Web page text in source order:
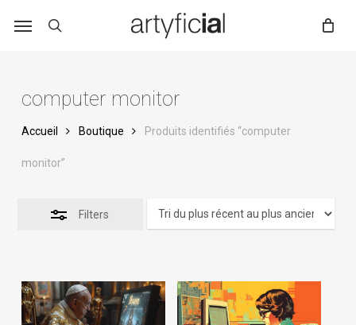
computer monitor
Accueil Boutique Produits identifiés “computer
monitor”
Filters